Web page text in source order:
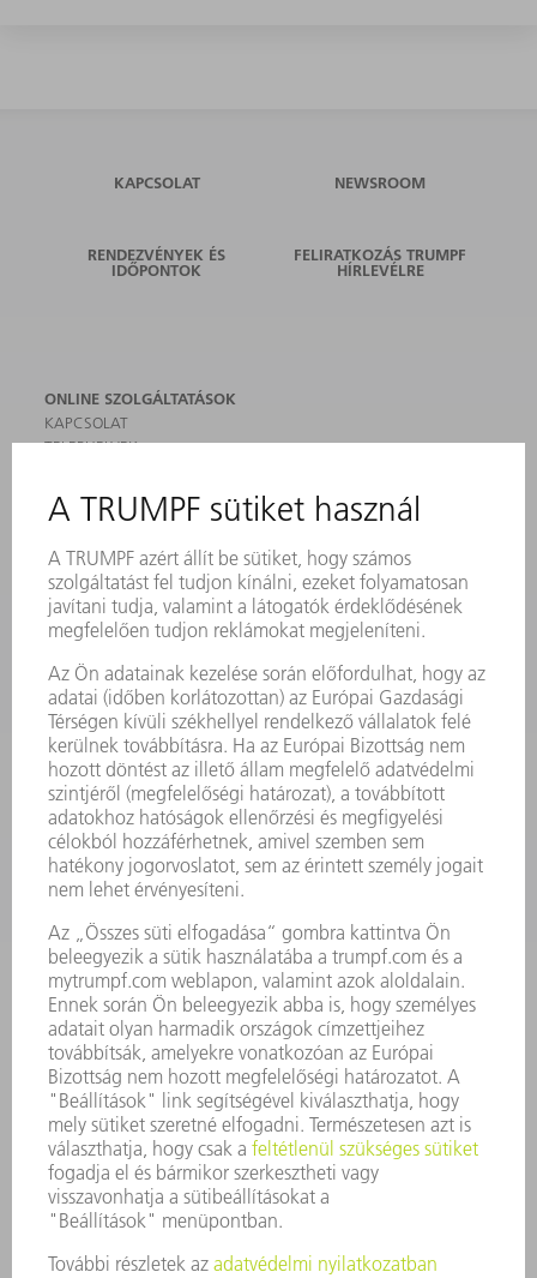
KAPCSOLAT NEWSROOM
RENDEZVÉNYEK ÉS
IDŐPONTOK
FELIRATKOZÁS TRUMPF
HÍRLEVÉLRE
ONLINE SZOLGÁLTATÁSOK
KAPCSOLAT
TELEPHELYEK
FELIRATKOZÁS HÍRLEVÉLRE
MYTRUMPF
TERMÉKEK
GÉPEK & RENDSZEREK
LÉZER
TELJESÍTMÉNYELEKTRONIKA
ELEKTROMOS KÉZIGÉPEK
SMART FACTORY
SZOFTVER
SZOLGÁLTATÁSOK
ALKALMAZÁSOK
ÁGAZATOK
A VÁLLALAT
KARRIER
ÁLLÁSAJÁNLATOK
VÁLLALAT PROFIL
ÜGYVEZETÉS
ÜZLETI JELENTÉS
A VÁLLALAT ALAPELVEI
COMPLIANCE
BEJELENTŐ RENDSZER
BIZTONSÁG
SAJTÓKÖZLEMÉNYEK
MAGAZIN
FENNTARTHATÓSÁG
KÖRNYEZET & ÉGHAJLAT
SZOCIÁLIS ÜGYEK & TÁRSADALOM
VÁLLALATIRÁNYÍTÁS